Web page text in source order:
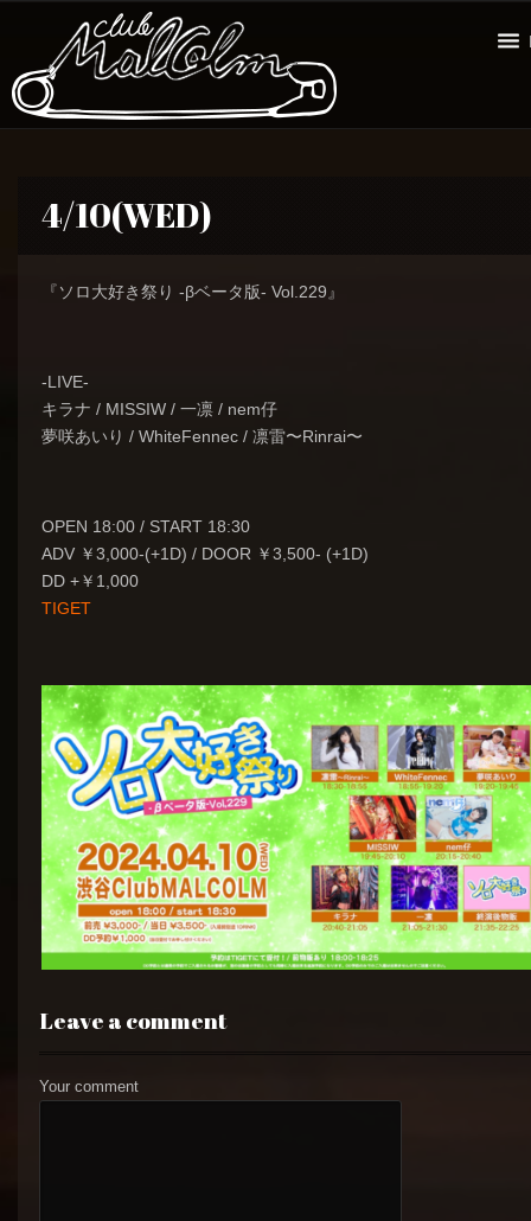
4/10(WED)
『ソロ大好き祭り -βベータ版- Vol.229』
-LIVE-
キラナ / MISSIW / 一凛 / nem仔
夢咲あいり / WhiteFennec / 凛雷〜Rinrai〜
OPEN 18:00 / START 18:30
ADV ￥3,000-(+1D) / DOOR ￥3,500- (+1D)
DD +￥1,000
TIGET
Leave a comment
Your comment